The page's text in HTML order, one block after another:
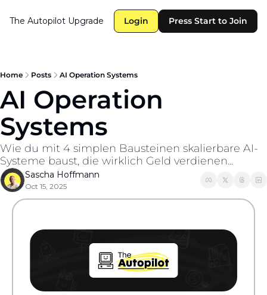
The Autopilot Upgrade Login Press Start to Join
Home Posts AI Operation Systems
AI Operation
Systems
Wie du mit 4 simplen Bausteinen skalierbare AI-
Systeme baust, die wirklich Geld verdienen...
Sascha Hoffmann
Oct 15, 2025